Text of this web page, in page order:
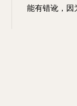
能有错讹，因